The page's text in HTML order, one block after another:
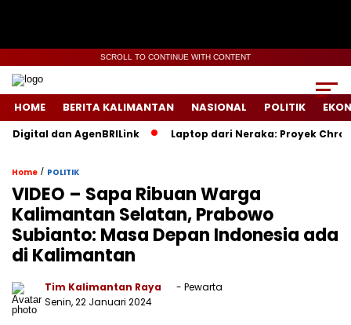
SCROLL TO CONTINUE WITH CONTENT
HOME BERITA KALIMANTAN NASIONAL POLITIK
dan AgenBRILink Laptop dari Neraka: Proyek
Home / POLITIK
VIDEO – Sapa Ribuan Warga
Kalimantan Selatan, Prabowo
Subianto: Masa Depan Indonesia ada
di Kalimantan
Tim Kalimantan Raya
- Pewarta
Senin, 22 Januari 2024